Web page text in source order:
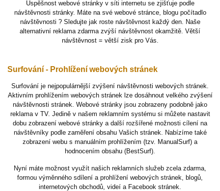
Úspěšnost webové stránky v síti internetu se zjišťuje podle
návštěvnosti stránky. Máte na své webové stránce, blogu počítadlo
návštěvnosti ? Sledujte jak roste návštěvnost každý den. Naše
alternativní reklama zdarma zvýší návštěvnost okamžitě. Větší
návštěvnost = větší zisk pro Vás.
Surfování - Prohlížení webových stránek
Surfování je nejpopulárnější zvýšení návštěvnosti webových stránek.
Aktivním prohlížením webových stránek lze dosáhnout velkého zvýšení
návštěvnosti stránek. Webové stránky jsou zobrazeny podobně jako
reklama v TV. Jedině v našem reklamním systému si můžete nastavit
dobu zobrazení webové stránky a další rozšířené možnosti cílení na
návštěvníky podle zaměření obsahu Vašich stránek. Nabízíme také
zobrazení webu s manuálním prohlížením (tzv. ManualSurf) a
hodnocením obsahu (BestSurf).
Nyní máte možnost využít našich reklamních služeb zcela zdarma,
formou výměnného sdílení a prohlížení webových stránek, blogů,
internetových obchodů, videí a Facebook stránek.